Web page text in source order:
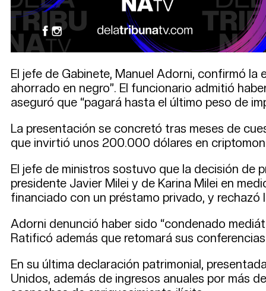
El jefe de Gabinete, Manuel Adorni, confirmó
ahorrado en negro”. El funcionario admitió
aseguró que “pagará hasta el último peso de
La presentación se concretó tras meses de
que invirtió unos 200.000 dólares en
El jefe de ministros sostuvo que la decisión de
presidente Javier Milei y de Karina Milei en
financiado con un préstamo privado, y
Adorni denunció haber sido “condenado
Ratificó además que retomará sus
En su última declaración patrimonial,
Unidos, además de ingresos anuales por más